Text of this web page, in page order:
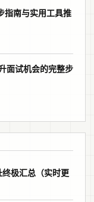
指南与实用工具推
面试机会的完整步
终极汇总（实时更